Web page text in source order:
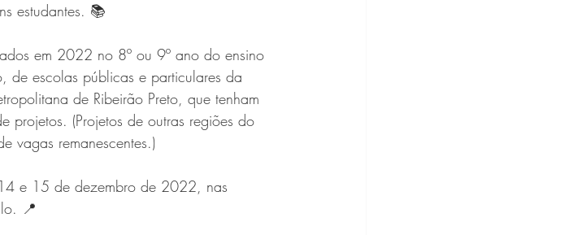
estudantes. 📚
em 2022 no 8º ou 9º ano do ensino
de escolas públicas e particulares da
de Ribeirão Preto, que tenham
(Projetos de outras regiões do
vagas remanescentes.)
e 15 de dezembro de 2022, nas
📍